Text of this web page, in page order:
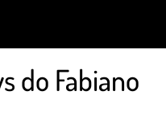
do Fabiano